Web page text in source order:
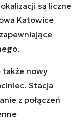
są liczne
Katowice
także nowy
Stacja
z połączeń